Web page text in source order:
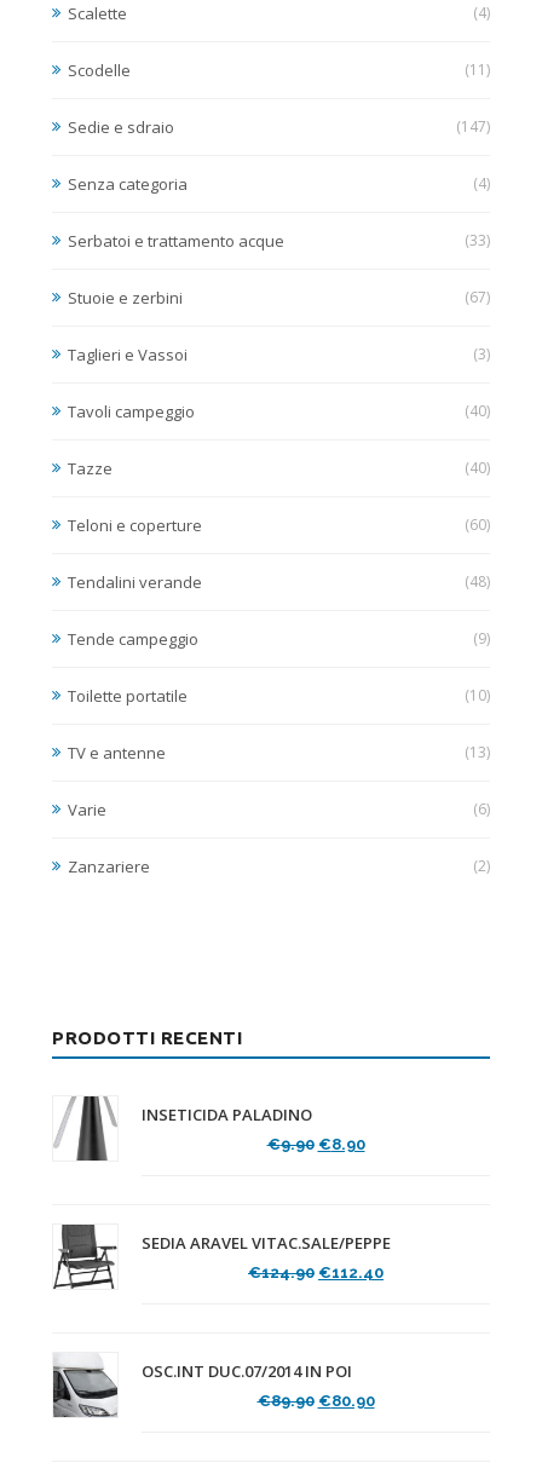
Scalette (4)
Scodelle (11)
Sedie e sdraio (147)
Senza categoria (4)
Serbatoi e trattamento acque (33)
Stuoie e zerbini (67)
Taglieri e Vassoi (3)
Tavoli campeggio (40)
Tazze (40)
Teloni e coperture (60)
Tendalini verande (48)
Tende campeggio (9)
Toilette portatile (10)
TV e antenne (13)
Varie (6)
Zanzariere (2)
PRODOTTI RECENTI
INSETICIDA PALADINO
€9.90 Il
€9.90.
€8.90Il
€8.90.
SEDIA ARAVEL VITAC.SALE/PEPPE
€124.90 Il
€124.90.
€112.40Il
OSC.INT DUC.07/2014 IN POI
€89.90 Il
€80.90Il